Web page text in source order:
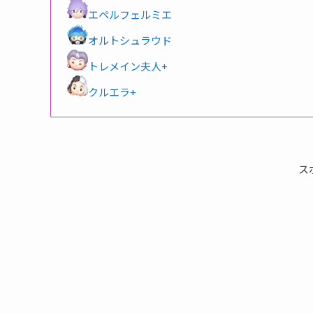
エペルフェルミエ
オルトシュラウド
トレメイン夫人+
クルエラ+
ス